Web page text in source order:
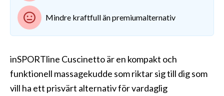
Mindre kraftfull än premiumalternativ
inSPORTline Cuscinetto är en kompakt och
funktionell massagekudde som riktar sig till dig som
vill ha ett prisvärt alternativ för vardaglig